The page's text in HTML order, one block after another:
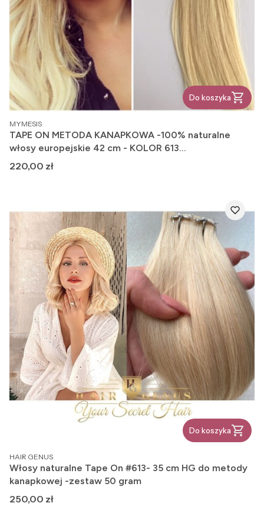
Do koszyka
PRODUCENT
MYMESIS
TAPE ON METODA KANAPKOWA -100% naturalne
włosy europejskie 42 cm - KOLOR 613
NAJJAŚNIEJSZY BLOND
Cena
220,00 zł
Do koszyka
PRODUCENT
HAIR GENUS
Włosy naturalne Tape On #613- 35 cm HG do metody
kanapkowej -zestaw 50 gram
Cena
250,00 zł